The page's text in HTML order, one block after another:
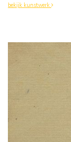
bekijk kunstwerk